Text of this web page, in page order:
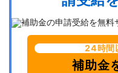
24時間
補助金